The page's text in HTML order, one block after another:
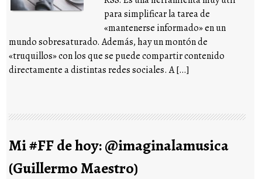
para simplificar la tarea de
«mantenerse informado» en un
mundo sobresaturado. Además, hay un montón de
«truquillos» con los que se puede compartir contenido
directamente a distintas redes sociales. A […]
Mi #FF de hoy: @imaginalamusica
(Guillermo Maestro)